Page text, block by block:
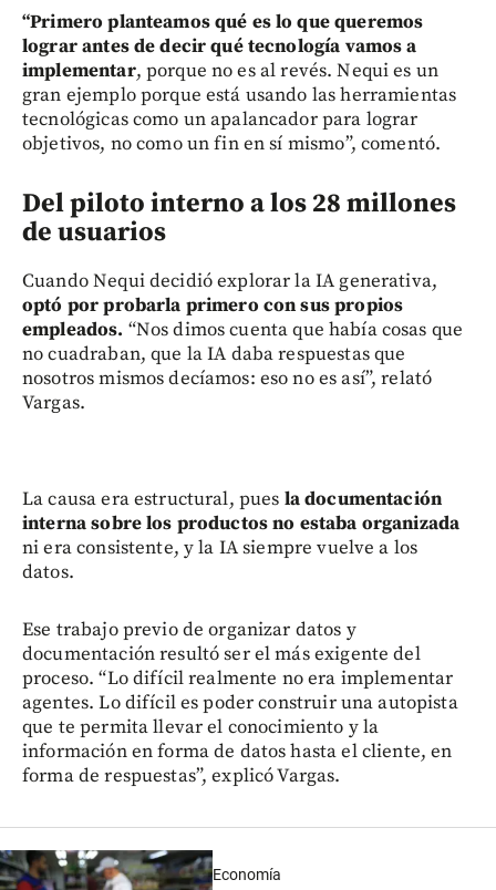
“Primero planteamos qué es lo que queremos
lograr antes de decir qué tecnología vamos a
implementar, porque no es al revés. Nequi es un
gran ejemplo porque está usando las herramientas
tecnológicas como un apalancador para lograr
objetivos, no como un fin en sí mismo”, comentó.
Del piloto interno a los 28 millones
de usuarios
Cuando Nequi decidió explorar la IA generativa,
optó por probarla primero con sus propios
empleados. “Nos dimos cuenta que había cosas que
no cuadraban, que la IA daba respuestas que
nosotros mismos decíamos: eso no es así”, relató
Vargas.
La causa era estructural, pues la documentación
interna sobre los productos no estaba organizada
ni era consistente, y la IA siempre vuelve a los
datos.
Ese trabajo previo de organizar datos y
documentación resultó ser el más exigente del
proceso. “Lo difícil realmente no era implementar
agentes. Lo difícil es poder construir una autopista
que te permita llevar el conocimiento y la
información en forma de datos hasta el cliente, en
forma de respuestas”, explicó Vargas.
Economía